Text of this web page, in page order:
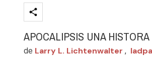
APOCALIPSIS UNA
de Larry L. Lichtenwalter , Iadpa